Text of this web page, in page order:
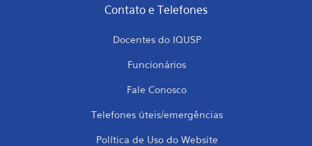
Contato e Telefones
Docentes do IQUSP
Funcionários
Fale Conosco
Telefones úteis/emergências
Política de Uso do Website